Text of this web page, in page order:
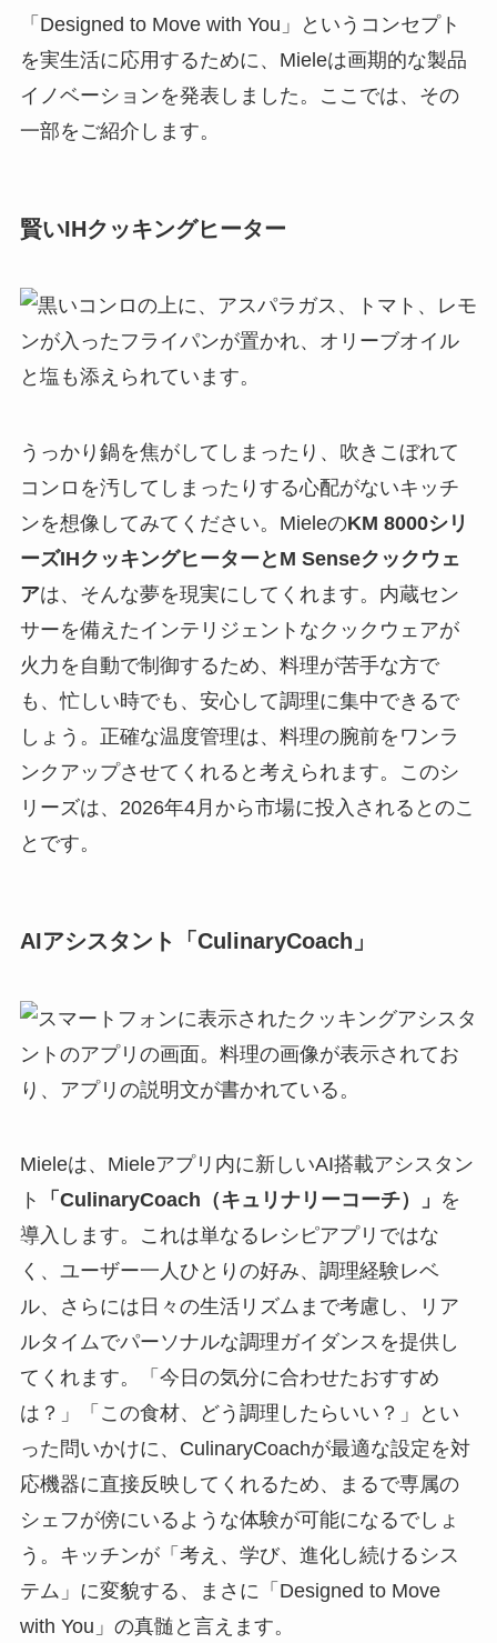
「Designed to Move with You」というコンセプト
を実生活に応用するために、Mieleは画期的な製品
イノベーションを発表しました。ここでは、その
一部をご紹介します。
賢いIHクッキングヒーター
うっかり鍋を焦がしてしまったり、吹きこぼれて
コンロを汚してしまったりする心配がないキッチ
ンを想像してみてください。MieleのKM 8000シリ
ーズIHクッキングヒーターとM Senseクックウェ
アは、そんな夢を現実にしてくれます。内蔵セン
サーを備えたインテリジェントなクックウェアが
火力を自動で制御するため、料理が苦手な方で
も、忙しい時でも、安心して調理に集中できるで
しょう。正確な温度管理は、料理の腕前をワンラ
ンクアップさせてくれると考えられます。このシ
リーズは、2026年4月から市場に投入されるとのこ
とです。
AIアシスタント「CulinaryCoach」
Mieleは、Mieleアプリ内に新しいAI搭載アシスタン
ト
「CulinaryCoach（キュリナリーコーチ）」 を
導入します。これは単なるレシピアプリではな
く、ユーザー一人ひとりの好み、調理経験レベ
ル、さらには日々の生活リズムまで考慮し、リア
ルタイムでパーソナルな調理ガイダンスを提供し
てくれます。「今日の気分に合わせたおすすめ
は？」「この食材、どう調理したらいい？」とい
った問いかけに、CulinaryCoachが最適な設定を対
応機器に直接反映してくれるため、まるで専属の
シェフが傍にいるような体験が可能になるでしょ
う。キッチンが「考え、学び、進化し続けるシス
テム」に変貌する、まさに「Designed to Move
with You」の真髄と言えます。